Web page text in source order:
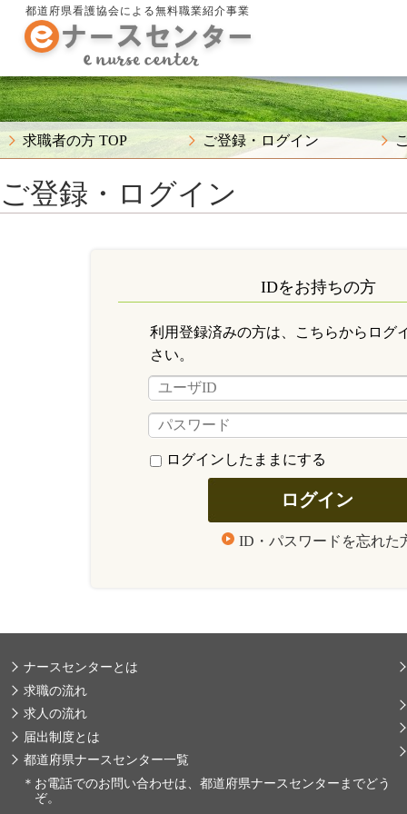
都道府県看護協会による無料職業紹介事業
求職者の方 TOP ご登録・ログイン
ご登録・ログイン
IDをお持ちの方
利用登録済みの方は、こちらからログ
さい。
ログインしたままにする
ID・パスワードを忘れた
ナースセンターとは
求職の流れ
求人の流れ
届出制度とは
都道府県ナースセンター一覧
＊ お電話でのお問い合わせは、都道府県ナースセンターまでどう
ぞ。